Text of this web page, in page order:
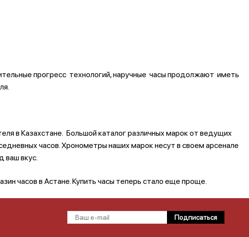
прогресс технологий, наручные часы продолжают иметь
в Казахстане. Большой каталог различных марок от ведущих
часов. Хронометры наших марок несут в своем арсенале
ваш вкус.
часов в Астане. Купить часы теперь стало еще проще.